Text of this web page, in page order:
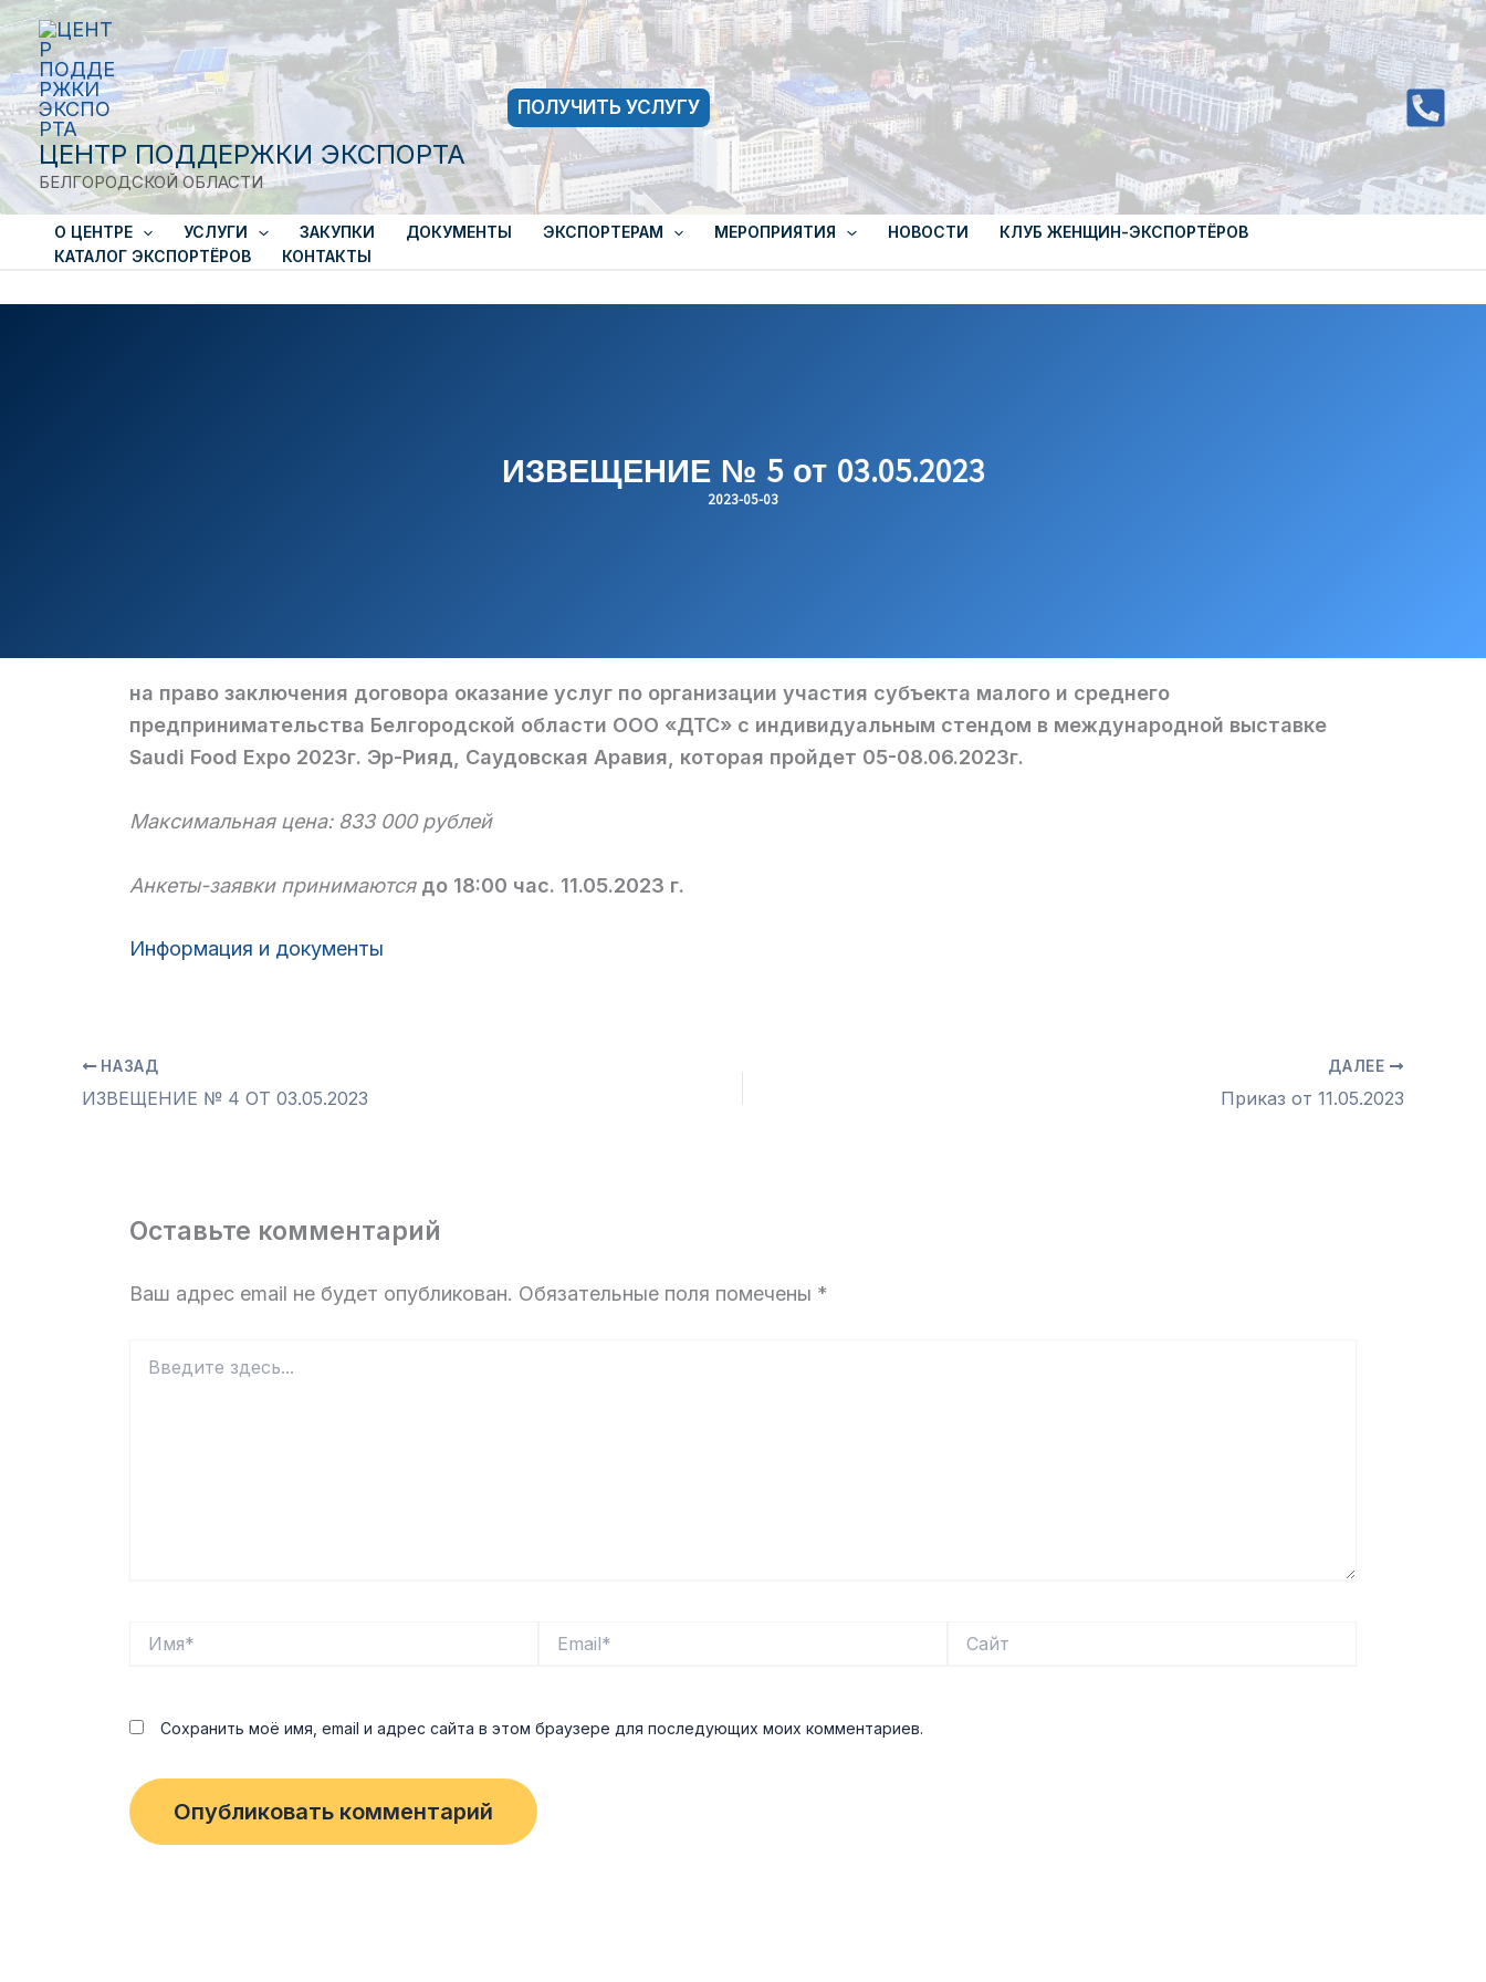
Перейти
к
содержимому
ЦЕНТР ПОДДЕРЖКИ ЭКСПОРТА
БЕЛГОРОДСКОЙ ОБЛАСТИ
ПОЛУЧИТЬ УСЛУГУ
О ЦЕНТРЕ УСЛУГИ ЗАКУПКИ ДОКУМЕНТЫ ЭКСПОРТЕРАМ МЕРОПРИЯТИЯ НОВОСТИ
КЛУБ ЖЕНЩИН-ЭКСПОРТЁРОВ
КАТАЛОГ ЭКСПОРТЁРОВ
КОНТАКТЫ
ИЗВЕЩЕНИЕ № 5 от 03.05.2023
2023-05-03
на право заключения договора оказание услуг по организации участия субъекта малого и среднего
предпринимательства Белгородской области ООО «ДТС» с индивидуальным стендом в международной выставке
Saudi Food Expo 2023г. Эр-Рияд, Саудовская Аравия, которая пройдет 05-08.06.2023г.
Максимальная цена:833 000 рублей
Анкеты-заявки принимаются до 18:00 час. 11.05.2023 г.
Информация и документы
НАЗАД
ИЗВЕЩЕНИЕ № 4 ОТ 03.05.2023
ДАЛЕЕ
Приказ от 11.05.2023
Оставьте комментарий
Ваш адрес email не будет опубликован. Обязательные поля помечены *
здесь...
Сохранить моё имя, email и адрес сайта в этом браузере для последующих моих комментариев.
Close